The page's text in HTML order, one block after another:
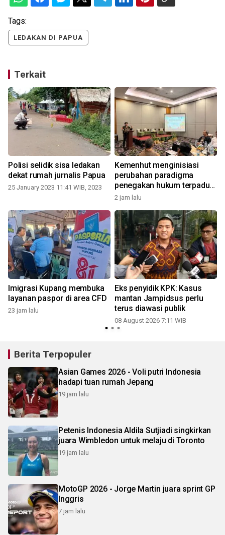
Tags:
LEDAKAN DI PAPUA
Terkait
Polisi selidik sisa ledakan
dekat rumah jurnalis Papua
25 January 2023 11:41 WIB, 2023
Kemenhut menginisiasi
perubahan paradigma
penegakan hukum terpadu
kehutanan
2 jam lalu
Imigrasi Kupang membuka
layanan paspor di area CFD
23 jam lalu
Eks penyidik KPK: Kasus
mantan Jampidsus perlu
terus diawasi publik
08 August 2026 7:11 WIB
Berita Terpopuler
Asian Games 2026 - Voli putri Indonesia
hadapi tuan rumah Jepang
19 jam lalu
Petenis Indonesia Aldila Sutjiadi singkirkan
juara Wimbledon untuk melaju di Toronto
19 jam lalu
MotoGP 2026 - Jorge Martin juara sprint GP
Inggris
7 jam lalu